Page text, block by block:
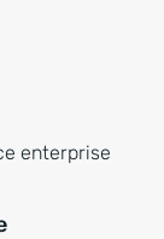
enterprise